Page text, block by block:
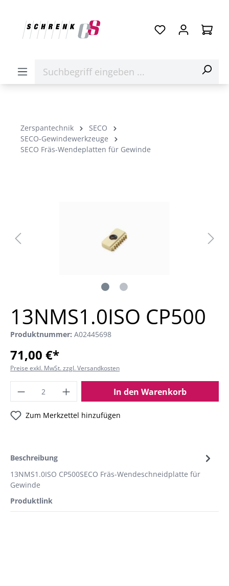
Zerspantechnik
SECO
SECO-Gewindewerkzeuge
SECO Fräs-Wendeplatten für Gewinde
13NMS1.0ISO CP500
Produktnummer: A02445698
71,00 €*
Preise exkl. MwSt. zzgl. Versandkosten
In den Warenkorb
Zum Merkzettel hinzufügen
Beschreibung
13NMS1.0ISO CP500SECO Fräs-Wendeschneidplatte für
Gewinde
Produktlink